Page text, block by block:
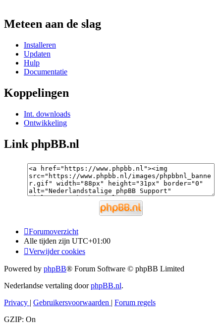
Meteen aan de slag
Installeren
Updaten
Hulp
Documentatie
Koppelingen
Int. downloads
Ontwikkeling
Link phpBB.nl
Forumoverzicht
Alle tijden zijn UTC+01:00
Verwijder cookies
Powered by phpBB® Forum Software © phpBB Limited
Nederlandse vertaling doorphpBB.nl.
Privacy | Gebruikersvoorwaarden | Forum regels
GZIP: On